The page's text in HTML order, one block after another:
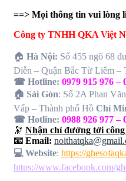
==> Mọi thông tin vui lòng
Công ty TNHH QKA Việt
🏠 Hà Nội: Số 455 ngõ 68
Diễn – Quận Bắc Từ Liêm –
☎ Hotline: 0979 915 976 –
🏠 Sài Gòn: Số 2A Phan
Vấp – Thành phố Hồ Chí
☎ Hotline: 0988 926 977 –
🔭 Nhận chỉ đường tới
📧 Email:
💻 Website: https://
https://www.facebook.com/